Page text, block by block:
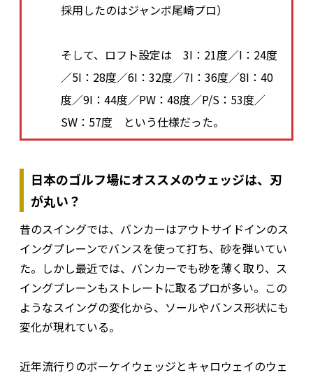
採用したのはジャンボ尾崎プロ）
そして、ロフト設定は 3I：21度／I：24度
／5I：28度／6I：32度／7I：36度／8I：40
度／9I：44度／PW：48度／P/S：53度／
SW：57度 という仕様だった。
日本のゴルフ場にオススメのウェッジは、刃
が丸い？
昔のスイングでは、バンカーはアウトサイドインのス
イングプレーンでバンスを使って打ち、砂を弾いてい
た。しかし最近では、バンカーでも砂を薄く取り、ス
イングプレーンもストレートに取るプロが多い。この
ようなスイングの変化から、ソールやバンス形状にも
変化が現れている。
近年流行りのボーケイウェッジとキャロウェイのウェ